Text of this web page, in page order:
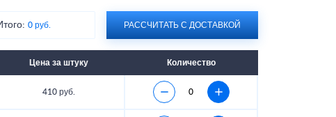
0 руб. РАССЧИТАТЬ С ДОСТАВКОЙ
Цена за штуку Количество
410 руб.